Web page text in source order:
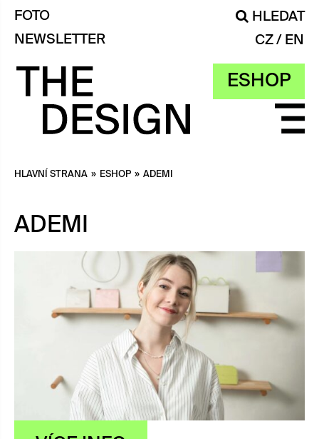
ESHOP
FOTO
HLEDAT
NEWSLETTER
CZ EN
HLAVNÍ STRANA » ESHOP » ADEMI
ADEMI